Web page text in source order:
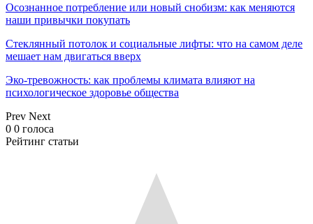
Осознанное потребление или новый снобизм: как меняются
наши привычки покупать
Стеклянный потолок и социальные лифты: что на самом деле
мешает нам двигаться вверх
Эко-тревожность: как проблемы климата влияют на
психологическое здоровье общества
Prev Next
0 0 голоса
Рейтинг статьи